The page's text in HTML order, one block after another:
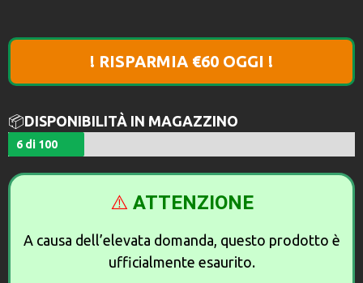
! RISPARMIA €60 OGGI !
📦DISPONIBILITÀ IN MAGAZZINO
6 di 100
⚠️ ATTENZIONE
A causa dell’elevata domanda, questo prodotto è
ufficialmente esaurito.